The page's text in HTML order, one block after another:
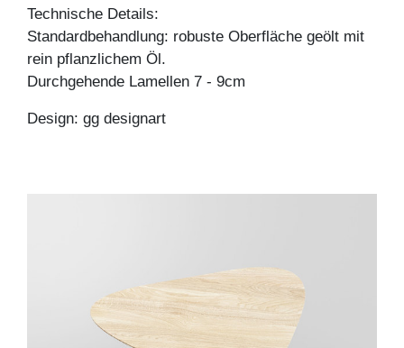
Technische Details:
Standardbehandlung: robuste Oberfläche geölt mit
rein pflanzlichem Öl.
Durchgehende Lamellen 7 - 9cm
Design: gg designart